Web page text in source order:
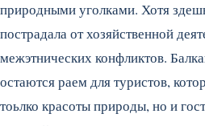
природными уголками. Хотя
пострадала от хозяйственной
межэтнических конфликтов.
остаются раем для туристов,
тоьлко красоты природы, но и